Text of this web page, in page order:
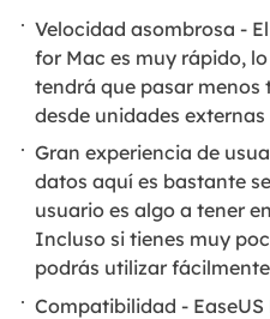
Velocidad asombrosa -
for Mac es muy rápido,
tendrá que pasar
desde unidades
Gran experiencia de
datos aquí es bastante
usuario es algo a tener
Incluso si tienes muy
podrás utilizar
Compatibilidad - EaseUS